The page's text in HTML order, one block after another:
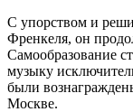
С упорством и
Френкеля, он
Самообразование
музыку
были
Москве.